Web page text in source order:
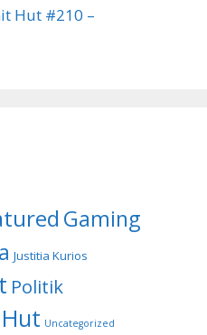
Hut #210 –
Gaming
Justitia Kurios
Politik
Uncategorized